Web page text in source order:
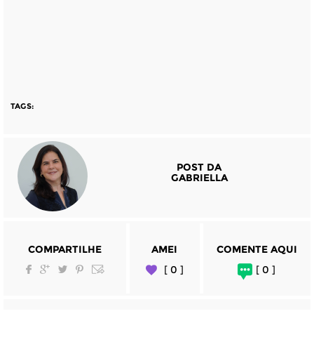
TAGS:
POST DA
GABRIELLA
COMPARTILHE
AMEI
[ 0 ]
COMENTE AQUI
[ 0 ]